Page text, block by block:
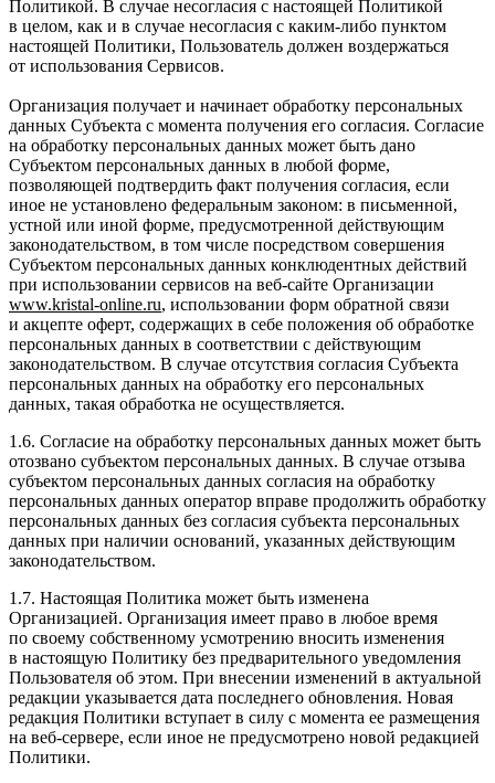
Политикой. В случае несогласия с настоящей Политикой
в целом, как и в случае несогласия с каким-либо пунктом
настоящей Политики, Пользователь должен воздержаться
от использования Сервисов.
Организация получает и начинает обработку персональных
данных Субъекта с момента получения его согласия. Согласие
на обработку персональных данных может быть дано
Субъектом персональных данных в любой форме,
позволяющей подтвердить факт получения согласия, если
иное не установлено федеральным законом: в письменной,
устной или иной форме, предусмотренной действующим
законодательством, в том числе посредством совершения
Субъектом персональных данных конклюдентных действий
при использовании сервисов на веб-сайте Организации
www.kristal-online.ru, использовании форм обратной связи
и акцепте оферт, содержащих в себе положения об обработке
персональных данных в соответствии с действующим
законодательством. В случае отсутствия согласия Субъекта
персональных данных на обработку его персональных
данных, такая обработка не осуществляется.
1.6. Согласие на обработку персональных данных может быть
отозвано субъектом персональных данных. В случае отзыва
субъектом персональных данных согласия на обработку
персональных данных оператор вправе продолжить обработку
персональных данных без согласия субъекта персональных
данных при наличии оснований, указанных действующим
законодательством.
1.7. Настоящая Политика может быть изменена
Организацией. Организация имеет право в любое время
по своему собственному усмотрению вносить изменения
в настоящую Политику без предварительного уведомления
Пользователя об этом. При внесении изменений в актуальной
редакции указывается дата последнего обновления. Новая
редакция Политики вступает в силу с момента ее размещения
на веб-сервере, если иное не предусмотрено новой редакцией
Политики.